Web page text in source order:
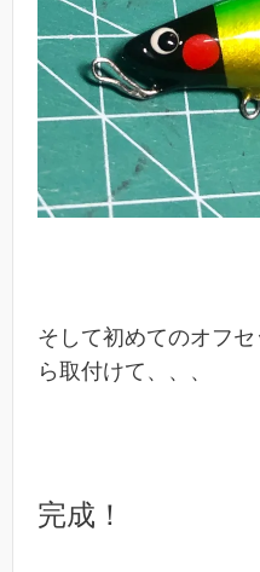
そして初めてのオフ
ら取付けて、、、
完成！